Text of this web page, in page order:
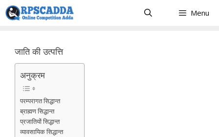
Skip
to
Menu
जाति की उत्पत्ति
अनुक्रम
परम्परागत सिद्धान्त
ब्राह्मण सिद्धान्त
प्रजातियों सिद्धान्त
व्यावसायिक सिद्धान्त